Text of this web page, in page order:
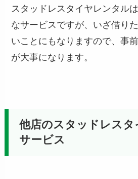
スタッドレスタイヤレンタル
なサービスですが、いざ借り
いことにもなりますので、事
が大事になります。
他店のスタッドレス
サービス